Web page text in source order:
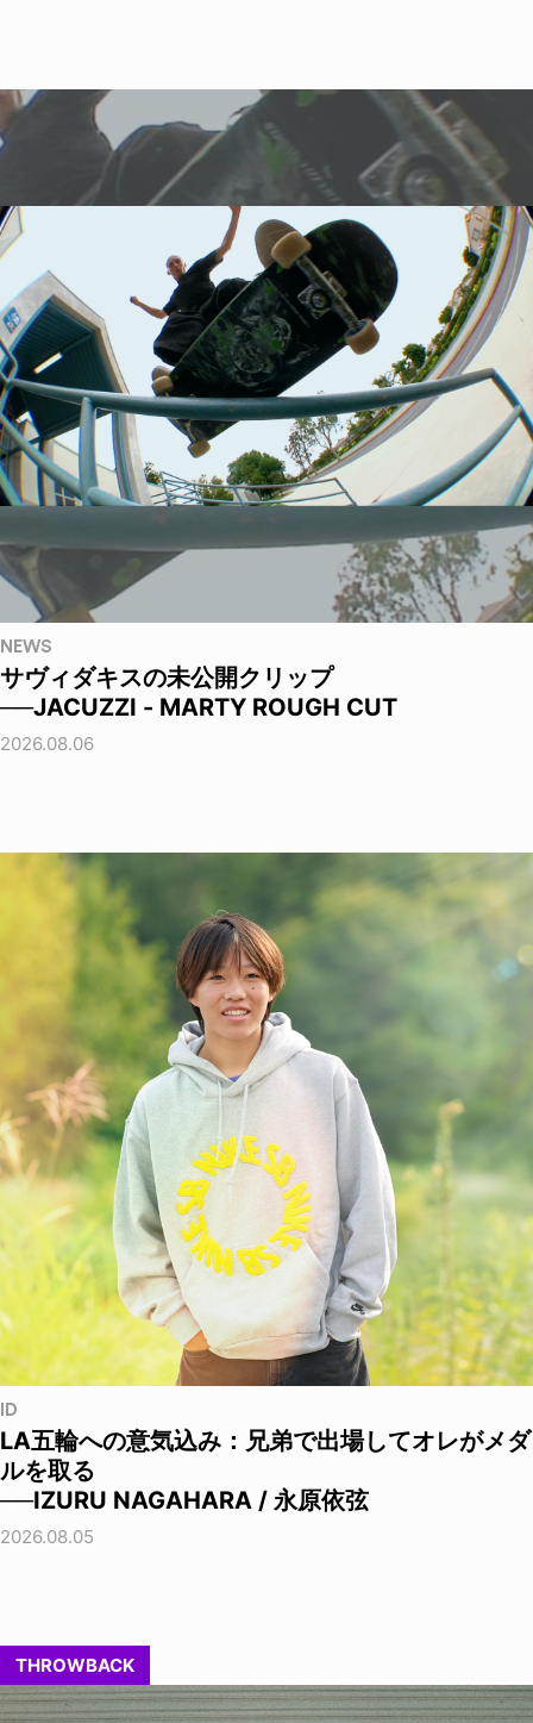
NEWS
サヴィダキスの未公開クリップ
──JACUZZI - MARTY ROUGH CUT
2026.08.06
ID
LA五輪への意気込み：兄弟で出場してオレがメダ
ルを取る
──IZURU NAGAHARA / 永原依弦
2026.08.05
THROWBACK